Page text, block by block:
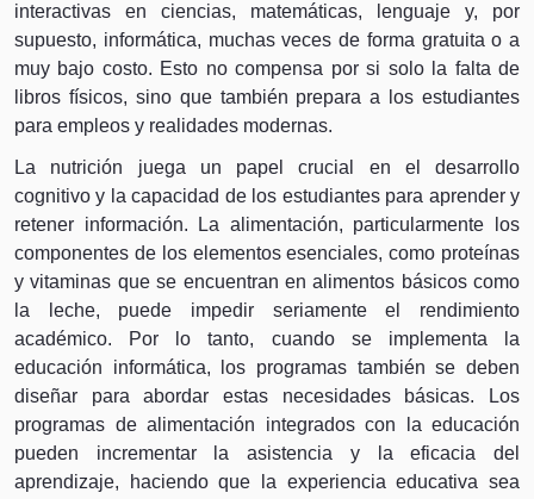
interactivas en ciencias, matemáticas, lenguaje y, por
supuesto, informática, muchas veces de forma gratuita o a
muy bajo costo. Esto no compensa por si solo la falta de
libros físicos, sino que también prepara a los estudiantes
para empleos y realidades modernas.
La nutrición juega un papel crucial en el desarrollo
cognitivo y la capacidad de los estudiantes para aprender y
retener información. La alimentación, particularmente los
componentes de los elementos esenciales, como proteínas
y vitaminas que se encuentran en alimentos básicos como
la leche, puede impedir seriamente el rendimiento
académico. Por lo tanto, cuando se implementa la
educación informática, los programas también se deben
diseñar para abordar estas necesidades básicas. Los
programas de alimentación integrados con la educación
pueden incrementar la asistencia y la eficacia del
aprendizaje, haciendo que la experiencia educativa sea